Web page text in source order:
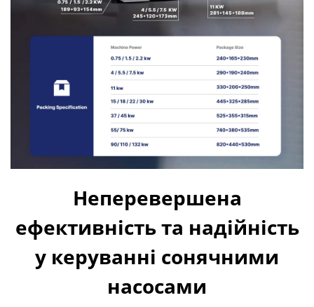
Неперевершена
ефективність та надійність
у керуванні сонячними
насосами